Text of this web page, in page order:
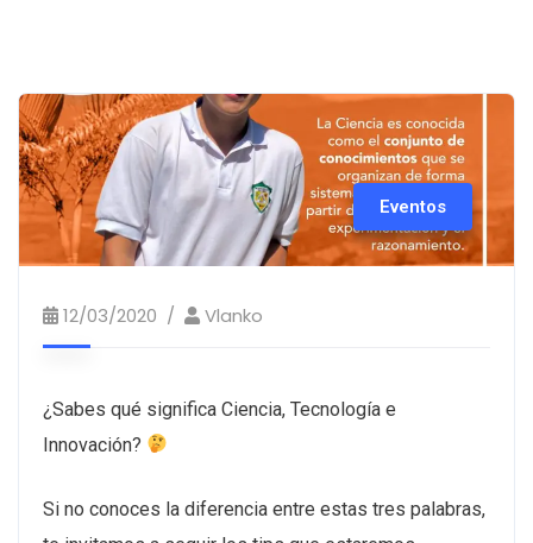
Eventos
12/03/2020 Vlanko
¿Sabes qué significa Ciencia, Tecnología e
Innovación?
Si no conoces la diferencia entre estas tres palabras,